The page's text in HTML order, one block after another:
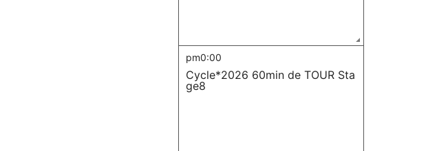
pm0:00
Cycle*2026 60min de TOUR Sta
ge8